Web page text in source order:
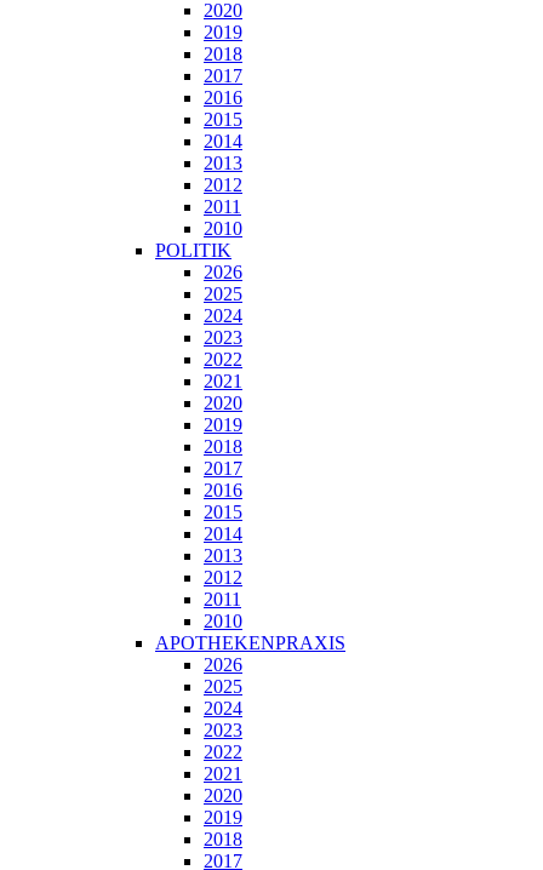
2020
2019
2018
2017
2016
2015
2014
2013
2012
2011
2010
POLITIK
2026
2025
2024
2023
2022
2021
2020
2019
2018
2017
2016
2015
2014
2013
2012
2011
2010
APOTHEKENPRAXIS
2026
2025
2024
2023
2022
2021
2020
2019
2018
2017